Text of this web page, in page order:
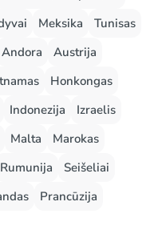
Meksika
Tunisas
Andora
Austrija
Honkongas
Indonezija
Izraelis
Malta
Marokas
Rumunija
Seišeliai
Prancūzija